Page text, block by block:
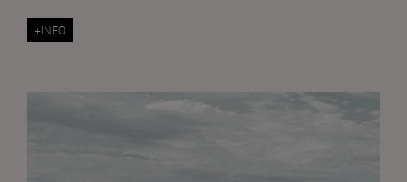
+INFO